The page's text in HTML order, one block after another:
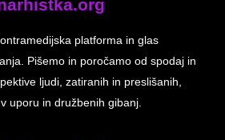
platforma in glas
Pišemo in poročamo od spodaj in
ljudi, zatiranih in preslišanih,
uporu in družbenih gibanj.